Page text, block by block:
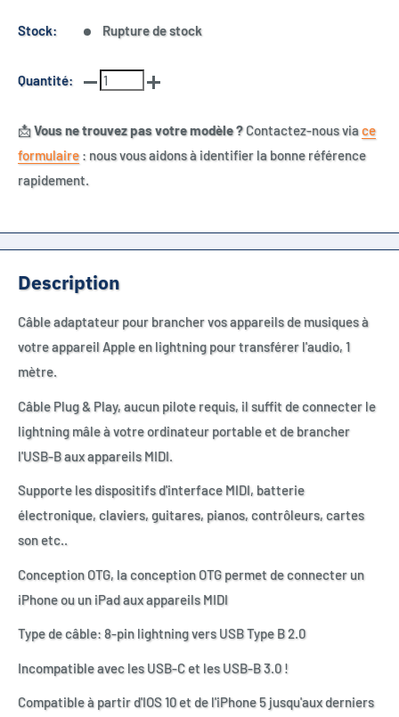
Stock: Rupture de stock
Quantité:
📩Vous ne trouvez pas votre modèle ?Contactez-nous viace
formulaire : nous vous aidons à identifier la bonne référence
rapidement.
Description
Câble adaptateur pour brancher vos appareils de musiques à
votre appareil Apple en lightning pour transférer l'audio, 1
mètre.
Câble Plug & Play, aucun pilote requis, il suffit de connecter le
lightning mâle à votre ordinateur portable et de brancher
l'USB-B aux appareils MIDI.
Supporte les dispositifs d'interface MIDI, batterie
électronique, claviers, guitares, pianos, contrôleurs, cartes
son etc..
Conception OTG, la conception OTG permet de connecter un
iPhone ou un iPad aux appareils MIDI
Type de câble: 8-pin lightning vers USB Type B 2.0
Incompatible avec les USB-C et les USB-B 3.0 !
Compatible à partir d'IOS 10 et de l'iPhone 5 jusqu'aux derniers